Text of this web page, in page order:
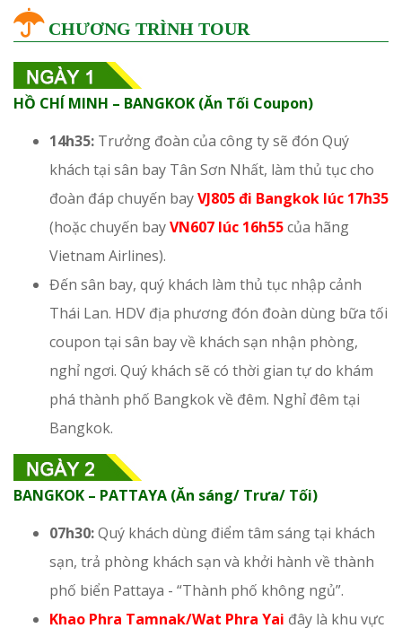
CHƯƠNG TRÌNH TOUR
HỒ CHÍ MINH – BANGKOK (Ăn Tối Coupon)
14h35: Trưởng đoàn của công ty sẽ đón Quý
khách tại sân bay Tân Sơn Nhất, làm thủ tục cho
đoàn đáp chuyến bayVJ805 đi Bangkok lúc 17h35
(hoặc chuyến bayVN607 lúc 16h55của hãng
Vietnam Airlines).
Đến sân bay, quý khách làm thủ tục nhập cảnh
Thái Lan. HDV địa phương đón đoàn dùng bữa tối
coupon tại sân bay về khách sạn nhận phòng,
nghỉ ngơi. Quý khách sẽ có thời gian tự do khám
phá thành phố Bangkok về đêm. Nghỉ đêm tại
Bangkok.
BANGKOK – PATTAYA (Ăn sáng/ Trưa/ Tối)
07h30:Quý khách dùng điểm tâm sáng tại khách
sạn, trả phòng khách sạn và khởi hành về thành
phố biển Pattaya - “Thành phố không ngủ”.
Khao Phra Tamnak/Wat Phra Yai đây là khu vực